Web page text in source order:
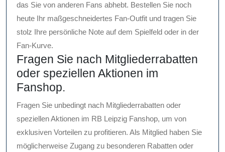
das Sie von anderen Fans abhebt. Bestellen Sie noch
heute Ihr maßgeschneidertes Fan-Outfit und tragen Sie
stolz Ihre persönliche Note auf dem Spielfeld oder in der
Fan-Kurve.
Fragen Sie nach Mitgliederrabatten
oder speziellen Aktionen im
Fanshop.
Fragen Sie unbedingt nach Mitgliederrabatten oder
speziellen Aktionen im RB Leipzig Fanshop, um von
exklusiven Vorteilen zu profitieren. Als Mitglied haben Sie
möglicherweise Zugang zu besonderen Rabatten oder